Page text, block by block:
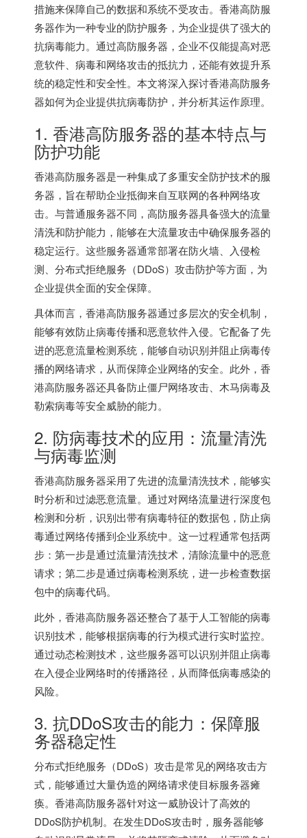
措施来保障自己的数据和系统不受攻击。香港高防服
务器作为一种专业的防护服务，为企业提供了强大的
抗病毒能力。通过高防服务器，企业不仅能提高对恶
意软件、病毒和网络攻击的抵抗力，还能有效提升系
统的稳定性和安全性。本文将深入探讨香港高防服务
器如何为企业提供抗病毒防护，并分析其运作原理。
1. 香港高防服务器的基本特点与
防护功能
香港高防服务器是一种集成了多重安全防护技术的服
务器，旨在帮助企业抵御来自互联网的各种网络攻
击。与普通服务器不同，高防服务器具备强大的流量
清洗和防护能力，能够在大流量攻击中确保服务器的
稳定运行。这些服务器通常部署在防火墙、入侵检
测、分布式拒绝服务（DDoS）攻击防护等方面，为
企业提供全面的安全保障。
具体而言，香港高防服务器通过多层次的安全机制，
能够有效防止病毒传播和恶意软件入侵。它配备了先
进的恶意流量检测系统，能够自动识别并阻止病毒传
播的网络请求，从而保障企业网络的安全。此外，香
港高防服务器还具备防止僵尸网络攻击、木马病毒及
勒索病毒等安全威胁的能力。
2. 防病毒技术的应用：流量清洗
与病毒监测
香港高防服务器采用了先进的流量清洗技术，能够实
时分析和过滤恶意流量。通过对网络流量进行深度包
检测和分析，识别出带有病毒特征的数据包，防止病
毒通过网络传播到企业系统中。这一过程通常包括两
步：第一步是通过流量清洗技术，清除流量中的恶意
请求；第二步是通过病毒检测系统，进一步检查数据
包中的病毒代码。
此外，香港高防服务器还整合了基于人工智能的病毒
识别技术，能够根据病毒的行为模式进行实时监控。
通过动态检测技术，这些服务器可以识别并阻止病毒
在入侵企业网络时的传播路径，从而降低病毒感染的
风险。
3. 抗DDoS攻击的能力：保障服
务器稳定性
分布式拒绝服务（DDoS）攻击是常见的网络攻击方
式，能够通过大量伪造的网络请求使目标服务器瘫
痪。香港高防服务器针对这一威胁设计了高效的
DDoS防护机制。在发生DDoS攻击时，服务器能够